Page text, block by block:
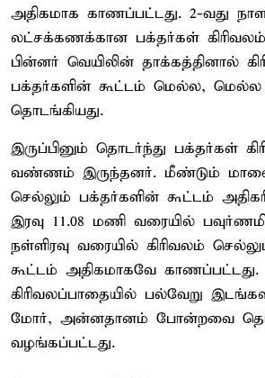
அதிகமாக காணப்பட்டது. 2-வது
லட்சக்கணக்கான பக்தர்கள்
பின்னர் வெயிலின் தாக்கத்தினால்
பக்தர்களின் கூட்டம் மெல்ல, மெல்ல
தொடங்கியது.
இருப்பினும் தொடர்ந்து பக்தர்கள்
வண்ணம் இருந்தனர். மீண்டும்
செல்லும் பக்தர்களின் கூட்டம்
இரவு 11.08 மணி வரையில்
நள்ளிரவு வரையில் கிரிவலம்
கூட்டம் அதிகமாகவே காணப்பட்டது.
கிரிவலப்பாதையில் பல்வேறு
மோர், அன்னதானம் போன்றவை
வழங்கப்பட்டது.